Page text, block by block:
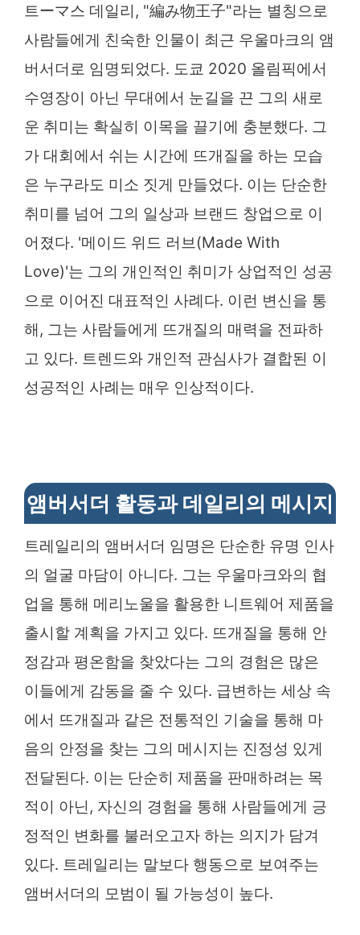
트ーマ스 데일리, "編み物王子"라는 별칭으로
사람들에게 친숙한 인물이 최근 우울마크의 앰
버서더로 임명되었다. 도쿄 2020 올림픽에서
수영장이 아닌 무대에서 눈길을 끈 그의 새로
운 취미는 확실히 이목을 끌기에 충분했다. 그
가 대회에서 쉬는 시간에 뜨개질을 하는 모습
은 누구라도 미소 짓게 만들었다. 이는 단순한
취미를 넘어 그의 일상과 브랜드 창업으로 이
어졌다. '메이드 위드 러브(Made With
Love)'는 그의 개인적인 취미가 상업적인 성공
으로 이어진 대표적인 사례다. 이런 변신을 통
해, 그는 사람들에게 뜨개질의 매력을 전파하
고 있다. 트렌드와 개인적 관심사가 결합된 이
성공적인 사례는 매우 인상적이다.
앰버서더 활동과 데일리의 메시지
트레일리의 앰버서더 임명은 단순한 유명 인사
의 얼굴 마담이 아니다. 그는 우울마크와의 협
업을 통해 메리노울을 활용한 니트웨어 제품을
출시할 계획을 가지고 있다. 뜨개질을 통해 안
정감과 평온함을 찾았다는 그의 경험은 많은
이들에게 감동을 줄 수 있다. 급변하는 세상 속
에서 뜨개질과 같은 전통적인 기술을 통해 마
음의 안정을 찾는 그의 메시지는 진정성 있게
전달된다. 이는 단순히 제품을 판매하려는 목
적이 아닌, 자신의 경험을 통해 사람들에게 긍
정적인 변화를 불러오고자 하는 의지가 담겨
있다. 트레일리는 말보다 행동으로 보여주는
앰버서더의 모범이 될 가능성이 높다.